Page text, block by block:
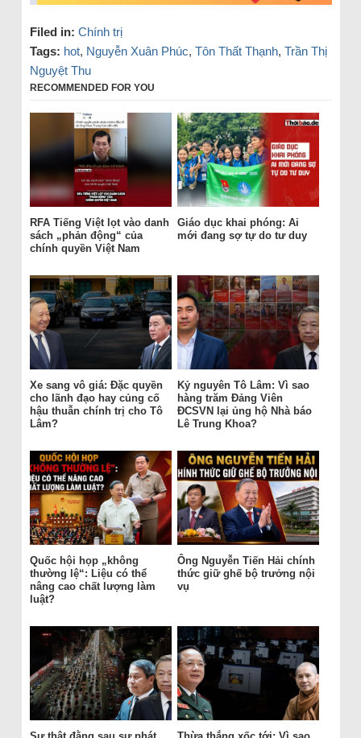
Filed in: Chính trị
Tags: hot, Nguyễn Xuân Phúc, Tôn Thất Thạnh, Trần Thị
Nguyệt Thu
RECOMMENDED FOR YOU
RFA Tiếng Việt lọt vào danh
sách „phản động“ của
chính quyền Việt Nam
Giáo dục khai phóng: Ai
mới đang sợ tự do tư duy
Xe sang vô giá: Đặc quyền
cho lãnh đạo hay củng cố
hậu thuẫn chính trị cho Tô
Lâm?
Kỷ nguyên Tô Lâm: Vì sao
hàng trăm Đảng Viên
ĐCSVN lại ủng hộ Nhà báo
Lê Trung Khoa?
Quốc hội họp „không
thường lệ“: Liệu có thể
nâng cao chất lượng làm
luật?
Ông Nguyễn Tiến Hải chính
thức giữ ghế bộ trưởng nội
vụ